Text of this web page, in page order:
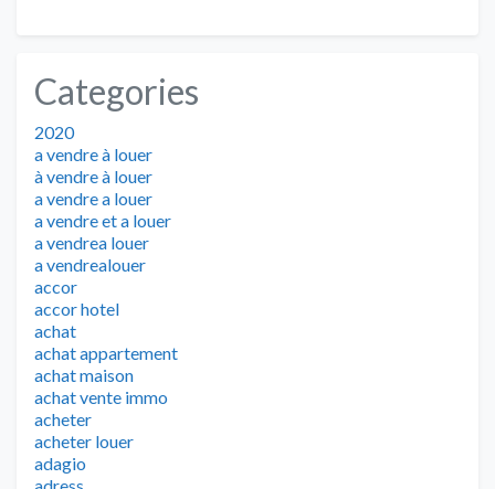
Categories
2020
a vendre à louer
à vendre à louer
a vendre a louer
a vendre et a louer
a vendrea louer
a vendrealouer
accor
accor hotel
achat
achat appartement
achat maison
achat vente immo
acheter
acheter louer
adagio